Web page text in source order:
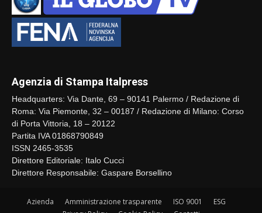
Agenzia di Stampa Italpress
Headquarters: Via Dante, 69 – 90141 Palermo / Redazione di
Roma: Via Piemonte, 32 – 00187 / Redazione di Milano: Corso
di Porta Vittoria, 18 – 20122
Partita IVA 01868790849
ISSN 2465-3535
Direttore Editoriale: Italo Cucci
Direttore Responsabile: Gaspare Borsellino
Azienda Amministrazione trasparente ISO 9001
ESG